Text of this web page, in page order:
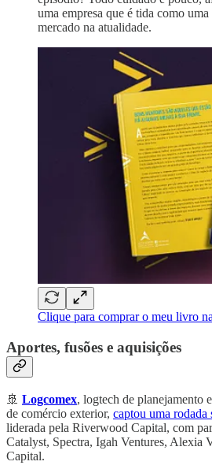
uma empresa que é tida como
mercado na atualidade.
Clique para comprar o meu livro
Aportes, fusões e aquisições
🚢 Logcomex, logtech de planejamento
de comércio exterior, captou uma
liderada pela Riverwood Capital, com
Catalyst, Spectra, Igah Ventures, Alexia
Capital.